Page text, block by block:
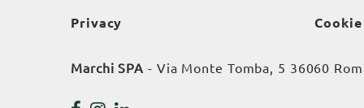
Privacy
Marchi SPA - Via Monte Tomba, 5 36060